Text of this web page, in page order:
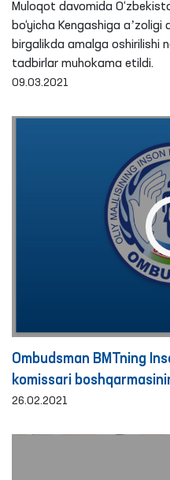
O‘zbekistondagi elchisi
uchrashdi
Muloqot davomida
bo‘yicha Kengashiga
birgalikda amalga oshirilishi
tadbirlar muhokama etildi.
09.03.2021
Ombudsman BMTning
komissari
mintaqaviy bo‘linmasi
26.02.2021